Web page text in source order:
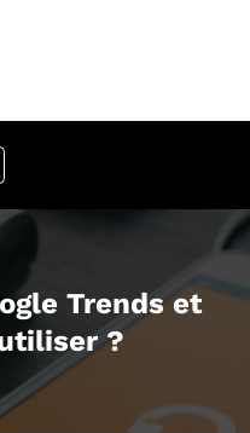
Trends et
?